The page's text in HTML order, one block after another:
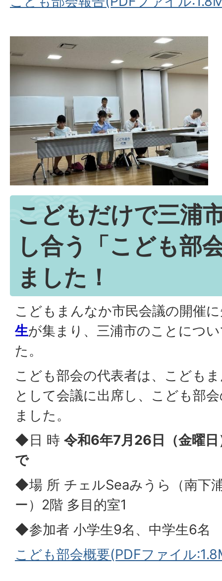
こどもだけで三浦
し合う「こども部
ました！
こどもまんなか市民会議の開催
生が集まり、三浦市のことにつ
た。
こども部会の代表者は、こども
として会議に出席し、こども部
ました。
◆日 時 令和6年7月26日（金曜
で
◆場 所 チェルSeaみうら（南下
ー）2階 多目的室1
◆参加者 小学生9名、中学生6名
こども部会概要(PDFファイル